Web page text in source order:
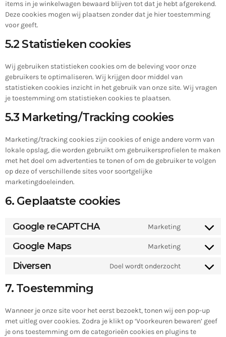
items in je winkelwagen bewaard blijven tot dat je hebt afgerekend.
Deze cookies mogen wij plaatsen zonder dat je hier toestemming
voor geeft.
5.2 Statistieken cookies
Wij gebruiken statistieken cookies om de beleving voor onze
gebruikers te optimaliseren. Wij krijgen door middel van
statistieken cookies inzicht in het gebruik van onze site. Wij vragen
je toestemming om statistieken cookies te plaatsen.
5.3 Marketing/Tracking cookies
Marketing/tracking cookies zijn cookies of enige andere vorm van
lokale opslag, die worden gebruikt om gebruikersprofielen te maken
met het doel om advertenties te tonen of om de gebruiker te volgen
op deze of verschillende sites voor soortgelijke
marketingdoeleinden.
6. Geplaatste cookies
Google reCAPTCHA Marketing
Google Maps Marketing
Diversen Doel wordt onderzocht
7. Toestemming
Wanneer je onze site voor het eerst bezoekt, tonen wij een pop-up
met uitleg over cookies. Zodra je klikt op ‘Voorkeuren bewaren’ geef
je ons toestemming om de categorieën cookies en plugins te